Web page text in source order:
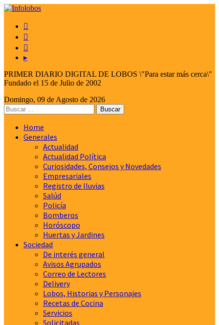



▸
PRIMER DIARIO DIGITAL DE LOBOS \"Para estar más cerca\"
Fundado el 15 de Julio de 2002
Domingo, 09 de Agosto de 2026
Home
Generales
Actualidad
Actualidad Política
Curiosidades, Consejos y Novedades
Empresariales
Registro de lluvias
Salúd
Policía
Bomberos
Horóscopo
Huertas y Jardines
Sociedad
De interés general
Avisos Agrupados
Correo de Lectores
Delivery
Lobos, Historias y Personajes
Recetas de Cocina
Servicios
Solicitadas